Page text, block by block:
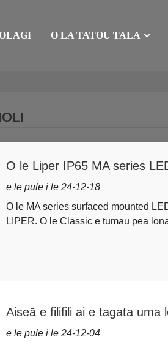
O LA TATOU TALA
O le Liper IP65 MA series
le Amepasa
e le pule i le 24-12-18
O le MA series surfaced mounted
LIPER. O le Classic e tumau pea
Aiseā e filifili ai e tagata uma
e le pule i le 24-12-04